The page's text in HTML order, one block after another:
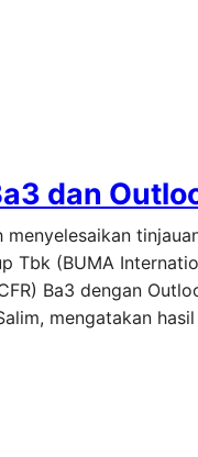
dan
Tbk (BUMA
Ba3 dengan
mengatakan